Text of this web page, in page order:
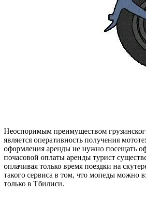
Неоспоримым преимуществом
является оперативность получения
оформления аренды не нужно посещать
почасовой оплаты аренды турист
оплачивая только время поездки на
такого сервиса в том, что мопеды можно
только в Тбилиси.